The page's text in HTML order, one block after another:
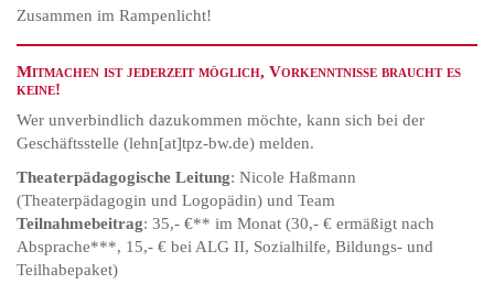
Zusammen im Rampenlicht!
Mitmachen ist jederzeit möglich, Vorkenntnisse braucht es
keine!
Wer unverbindlich dazukommen möchte, kann sich bei der
Geschäftsstelle (lehn[at]tpz-bw.de) melden.
Theaterpädagogische Leitung: Nicole Haßmann
(Theaterpädagogin und Logopädin) und Team
Teilnahmebeitrag: 35,- €** im Monat (30,- € ermäßigt nach
Absprache***, 15,- € bei ALG II, Sozialhilfe, Bildungs- und
Teilhabepaket)